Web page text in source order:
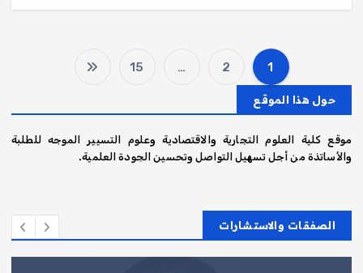
ت
ع
د
ص
1
2
…
15
حول هذا الموقع
موقع كلية العلوم التجارية والاقتصادية وعلوم التسيير الموجه للطلبة
والأساتذة من أجل تسهيل التواصل وتحسين الجودة العلمية.
الصفقات والاستشارات